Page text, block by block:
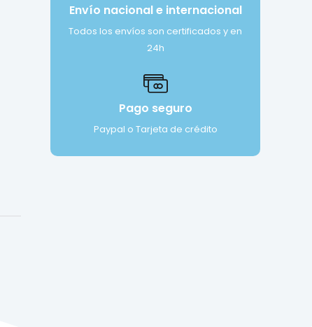
Envío nacional e internacional
Todos los envíos son certificados y en
24h
Pago seguro
Paypal o Tarjeta de crédito